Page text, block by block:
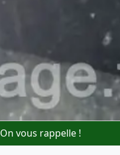
On vous rappelle !